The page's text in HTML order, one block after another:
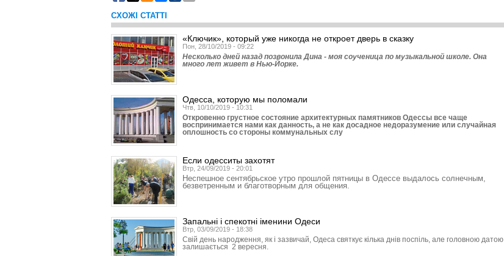
СХОЖІ СТАТТІ
«Ключик», который уже никогда не откроет дверь в сказку
Пон, 28/10/2019 - 09:22
Несколько дней назад позвонила Дина - моя соученица по музыкальной школе. Она
много лет живет в Нью-Йорке.
Одесса, которую мы поломали
Чтв, 10/10/2019 - 10:31
Откровенно грустное состояние архитектурных памятников Одессы все чаще
воспринимается нами как данность, а не как досадное недоразумение или случайная
оплошность со стороны коммунальных слу
Если одесситы захотят
Втр, 24/09/2019 - 20:01
Неспешное сентябрьское утро прошлой пятницы в Одессе выдалось солнечным,
безветренным и благотворным для общения.
Запальні і спекотні іменини Одеси
Втр, 03/09/2019 - 18:38
Свій день народження, як і зазвичай, Одеса святкує кілька днів поспіль, але головною датою
залишається 2 вересня.